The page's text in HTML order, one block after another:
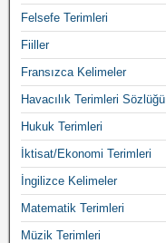
Felsefe Terimleri
Fiiller
Fransızca Kelimeler
Havacılık Terimleri Sözlüğü
Hukuk Terimleri
İktisat/Ekonomi Terimleri
İngilizce Kelimeler
Matematik Terimleri
Müzik Terimleri